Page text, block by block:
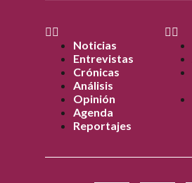
Noticias
Entrevistas
Crónicas
Análisis
Opinión
Agenda
Reportajes